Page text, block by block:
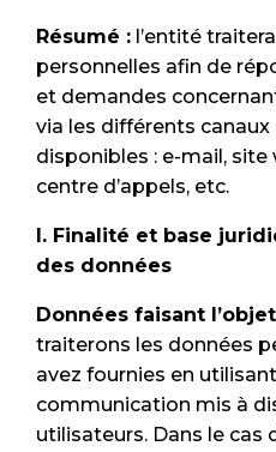
Résumé : l’entité
personnelles afin de
et demandes
via les différents
disponibles : e-mail,
centre d’appels, etc.
I. Finalité et base
des données
Données faisant
traiterons les données
avez fournies en
communication mis à
utilisateurs. Dans le cas